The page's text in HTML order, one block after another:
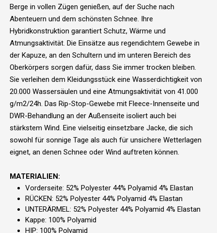
Berge in vollen Zügen genießen, auf der Suche nach
Abenteuern und dem schönsten Schnee. Ihre
Hybridkonstruktion garantiert Schutz, Wärme und
Atmungsaktivität. Die Einsätze aus regendichtem Gewebe in
der Kapuze, an den Schultern und im unteren Bereich des
Oberkörpers sorgen dafür, dass Sie immer trocken bleiben.
Sie verleihen dem Kleidungsstück eine Wasserdichtigkeit von
20.000 Wassersäulen und eine Atmungsaktivität von 41.000
g/m2/24h. Das Rip-Stop-Gewebe mit Fleece-Innenseite und
DWR-Behandlung an der Außenseite isoliert auch bei
stärkstem Wind. Eine vielseitig einsetzbare Jacke, die sich
sowohl für sonnige Tage als auch für unsichere Wetterlagen
eignet, an denen Schnee oder Wind auftreten können.
MATERIALIEN:
Vorderseite: 52% Polyester 44% Polyamid 4% Elastan
RÜCKEN: 52% Polyester 44% Polyamid 4% Elastan
UNTERÄRMEL: 52% Polyester 44% Polyamid 4% Elastan
Kappe: 100% Polyamid
HIP: 100% Polyamid